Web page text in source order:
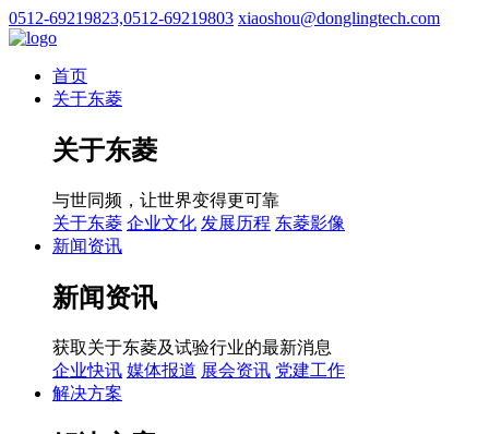
0512-69219823,0512-69219803 xiaoshou@donglingtech.com
首页
关于东菱
关于东菱
与世同频，让世界变得更可靠
关于东菱 企业文化 发展历程 东菱影像
新闻资讯
新闻资讯
获取关于东菱及试验行业的最新消息
企业快讯 媒体报道 展会资讯 党建工作
解决方案